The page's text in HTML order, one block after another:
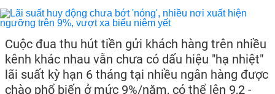
Cuộc đua thu hút tiền gửi khách hàng trên nhiều
kênh khác nhau vẫn chưa có dấu hiệu "hạ nhiệt"
lãi suất kỳ hạn 6 tháng tại nhiều ngân hàng được
chào phổ biến ở mức 9%/năm, có thể lên 9,2 -